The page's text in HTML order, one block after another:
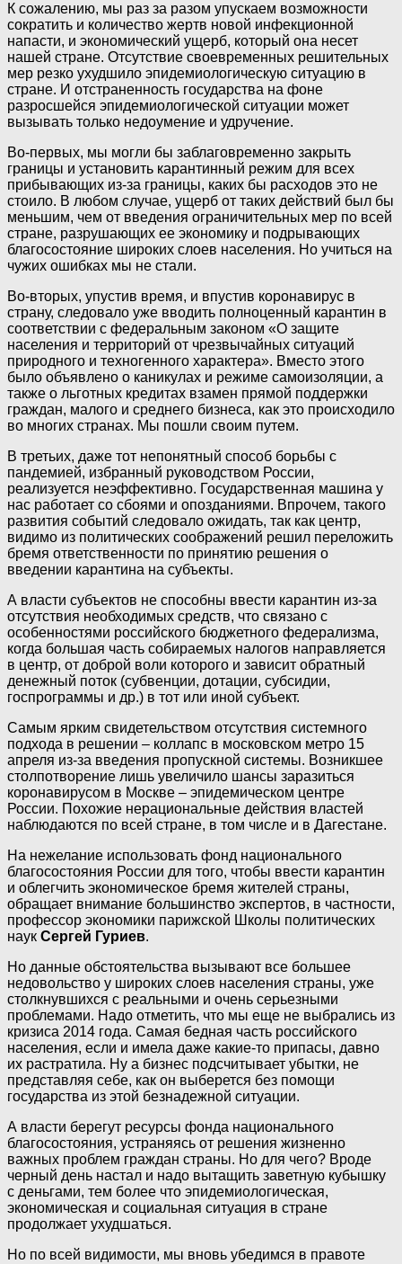
К сожалению, мы раз за разом упускаем возможности
сократить и количество жертв новой инфекционной
напасти, и экономический ущерб, который она несет
нашей стране. Отсутствие своевременных решительных
мер резко ухудшило эпидемиологическую ситуацию в
стране. И отстраненность государства на фоне
разросшейся эпидемиологической ситуации может
вызывать только недоумение и удручение.
Во-первых, мы могли бы заблаговременно закрыть
границы и установить карантинный режим для всех
прибывающих из-за границы, каких бы расходов это не
стоило. В любом случае, ущерб от таких действий был бы
меньшим, чем от введения ограничительных мер по всей
стране, разрушающих ее экономику и подрывающих
благосостояние широких слоев населения. Но учиться на
чужих ошибках мы не стали.
Во-вторых, упустив время, и впустив коронавирус в
страну, следовало уже вводить полноценный карантин в
соответствии с федеральным законом «О защите
населения и территорий от чрезвычайных ситуаций
природного и техногенного характера». Вместо этого
было объявлено о каникулах и режиме самоизоляции, а
также о льготных кредитах взамен прямой поддержки
граждан, малого и среднего бизнеса, как это происходило
во многих странах. Мы пошли своим путем.
В третьих, даже тот непонятный способ борьбы с
пандемией, избранный руководством России,
реализуется неэффективно. Государственная машина у
нас работает со сбоями и опозданиями. Впрочем, такого
развития событий следовало ожидать, так как центр,
видимо из политических соображений решил переложить
бремя ответственности по принятию решения о
введении карантина на субъекты.
А власти субъектов не способны ввести карантин из-за
отсутствия необходимых средств, что связано с
особенностями российского бюджетного федерализма,
когда большая часть собираемых налогов направляется
в центр, от доброй воли которого и зависит обратный
денежный поток (субвенции, дотации, субсидии,
госпрограммы и др.) в тот или иной субъект.
Самым ярким свидетельством отсутствия системного
подхода в решении – коллапс в московском метро 15
апреля из-за введения пропускной системы. Возникшее
столпотворение лишь увеличило шансы заразиться
коронавирусом в Москве – эпидемическом центре
России. Похожие нерациональные действия властей
наблюдаются по всей стране, в том числе и в Дагестане.
На нежелание использовать фонд национального
благосостояния России для того, чтобы ввести карантин
и облегчить экономическое бремя жителей страны,
обращает внимание большинство экспертов, в частности,
профессор экономики парижской Школы политических
наук Сергей Гуриев.
Но данные обстоятельства вызывают все большее
недовольство у широких слоев населения страны, уже
столкнувшихся с реальными и очень серьезными
проблемами. Надо отметить, что мы еще не выбрались из
кризиса 2014 года. Самая бедная часть российского
населения, если и имела даже какие-то припасы, давно
их растратила. Ну а бизнес подсчитывает убытки, не
представляя себе, как он выберется без помощи
государства из этой безнадежной ситуации.
А власти берегут ресурсы фонда национального
благосостояния, устраняясь от решения жизненно
важных проблем граждан страны. Но для чего? Вроде
черный день настал и надо вытащить заветную кубышку
с деньгами, тем более что эпидемиологическая,
экономическая и социальная ситуация в стране
продолжает ухудшаться.
Но по всей видимости, мы вновь убедимся в правоте